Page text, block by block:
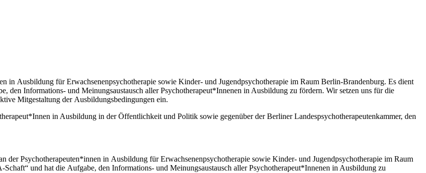
in Ausbildung für Erwachsenenpsychotherapie sowie Kinder- und Jugendpsychotherapie im Raum Berlin-Brandenburg. Es dient
den Informations- und Meinungsaustausch aller Psychotherapeut*Innenen in Ausbildung zu fördern. Wir setzen uns für die
Mitgestaltung der Ausbildungsbedingungen ein.
in Ausbildung in der Öffentlichkeit und Politik sowie gegenüber der Berliner Landespsychotherapeutenkammer, den
Psychotherapeuten*innen in Ausbildung für Erwachsenenpsychotherapie sowie Kinder- und Jugendpsychotherapie im Raum
und hat die Aufgabe, den Informations- und Meinungsaustausch aller Psychotherapeut*Innenen in Ausbildung zu